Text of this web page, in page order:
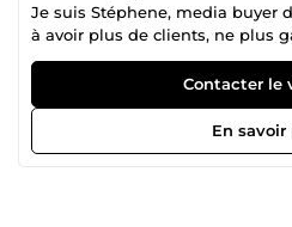
Je suis Stéphene, media buyer
à avoir plus de clients, ne plus
transformer vos publicités en
J’interviens sur tous les projets
croissance (e-commerce,
SaaS, agences, business
artisans…). De la génération de
Contacter le
En savoir